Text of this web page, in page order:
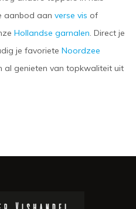
aanbod aan verse vis of
Hollandse garnalen. Direct je
je favoriete Noordzee
al genieten van topkwaliteit uit